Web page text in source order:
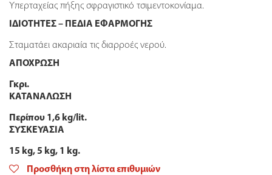
Υπερταχείας πήξης σφραγιστικό τσιμεντοκονίαμα.
ΙΔΙΟΤΗΤΕΣ – ΠΕΔΙΑ ΕΦΑΡΜΟΓΗΣ
Σταματάει ακαριαία τις διαρροές νερού.
ΑΠΟΧΡΩΣΗ
Γκρι.
ΚΑΤΑΝΑΛΩΣΗ
Περίπου 1,6 kg/lit.
ΣΥΣΚΕΥΑΣΙΑ
15 kg, 5 kg, 1 kg.
Προσθήκη στη λίστα επιθυμιών